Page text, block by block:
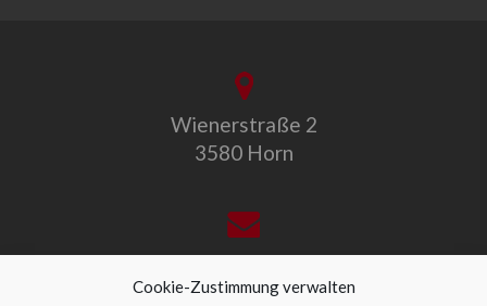
Cookie-Zustimmung verwalten
Wienerstraße 2
3580 Horn
office@allegro-vivo.at